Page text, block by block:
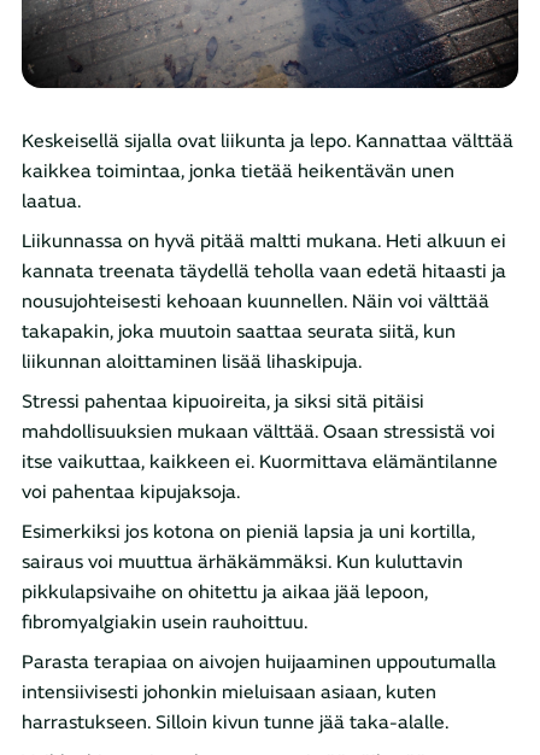
Keskeisellä sijalla ovat liikunta ja lepo. Kannattaa välttää
kaikkea toimintaa, jonka tietää heikentävän unen
laatua.
Liikunnassa on hyvä pitää maltti mukana. Heti alkuun ei
kannata treenata täydellä teholla vaan edetä hitaasti ja
nousujohteisesti kehoaan kuunnellen. Näin voi välttää
takapakin, joka muutoin saattaa seurata siitä, kun
liikunnan aloittaminen lisää lihaskipuja.
Stressi pahentaa kipuoireita, ja siksi sitä pitäisi
mahdollisuuksien mukaan välttää. Osaan stressistä voi
itse vaikuttaa, kaikkeen ei. Kuormittava elämäntilanne
voi pahentaa kipujaksoja.
Esimerkiksi jos kotona on pieniä lapsia ja uni kortilla,
sairaus voi muuttua ärhäkämmäksi. Kun kuluttavin
pikkulapsivaihe on ohitettu ja aikaa jää lepoon,
fibromyalgiakin usein rauhoittuu.
Parasta terapiaa on aivojen huijaaminen uppoutumalla
intensiivisesti johonkin mieluisaan asiaan, kuten
harrastukseen. Silloin kivun tunne jää taka-alalle.